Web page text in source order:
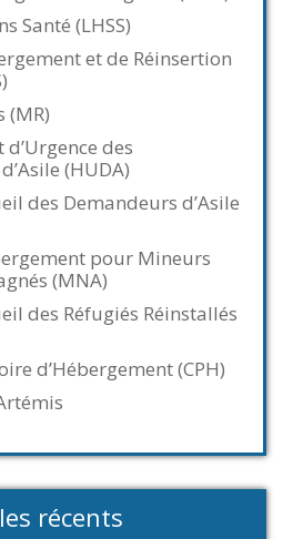
Santé (LHSS)
et de Réinsertion
(MR)
des
(HUDA)
des Demandeurs d’Asile
pour Mineurs
(MNA)
des Réfugiés Réinstallés
d’Hébergement (CPH)
récents